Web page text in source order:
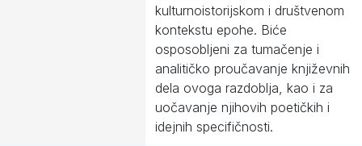
kulturnoistorijskom i društvenom
kontekstu epohe. Biće
osposobljeni za tumačenje i
analitičko proučavanje književnih
dela ovoga razdoblja, kao i za
uočavanje njihovih poetičkih i
idejnih specifičnosti.